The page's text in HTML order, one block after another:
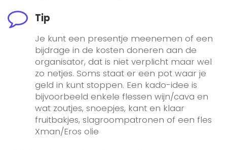
Tip
Je kunt een presentje meenemen of een
bijdrage in de kosten doneren aan de
organisator, dat is niet verplicht maar wel
zo netjes. Soms staat er een pot waar je
geld in kunt stoppen. Een kado-idee is
bijvoorbeeld enkele flessen wijn/cava en
wat zoutjes, snoepjes, kant en klaar
fruitbakjes, slagroompatronen of een fles
Xman/Eros olie